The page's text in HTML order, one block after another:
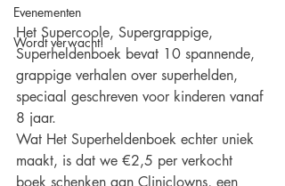
Evenementen
Wordt verwacht!
Het Supercoole, Supergrappige,
Superheldenboek bevat 10 spannende,
grappige verhalen over superhelden,
speciaal geschreven voor kinderen vanaf
8 jaar.
Wat Het Superheldenboek echter uniek
maakt, is dat we €2,5 per verkocht
boek schenken aan Cliniclowns, een